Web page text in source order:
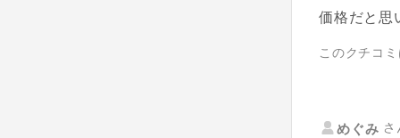
価格だと思
このクチコ
めぐみ